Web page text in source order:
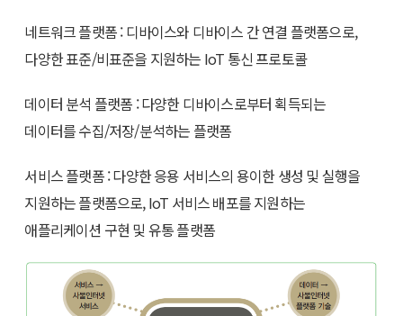
네트워크 플랫폼 : 디바이스와 디바이스 간 연결 플랫폼으로,
다양한 표준/비표준을 지원하는 IoT 통신 프로토콜
데이터 분석 플랫폼 : 다양한 디바이스로부터 획득되는
데이터를 수집/저장/분석하는 플랫폼
서비스 플랫폼 : 다양한 응용 서비스의 용이한 생성 및 실행을
지원하는 플랫폼으로, IoT 서비스 배포를 지원하는
애플리케이션 구현 및 유통 플랫폼